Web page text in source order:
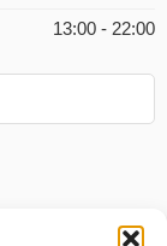
13:00 - 22:00